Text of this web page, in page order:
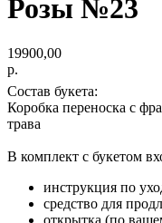
Розы №23
19900,00
р.
Состав букета:
Коробка переноска с
трава
В комплект с букетом
инструкция по
средство для
открытка (по